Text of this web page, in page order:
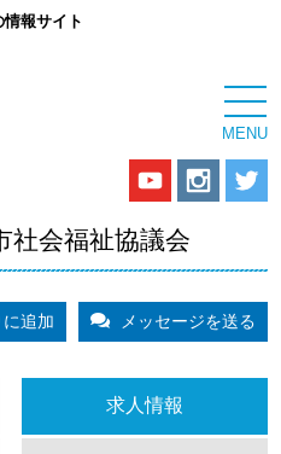
情報サイト
会福祉協議会
追加 メッセージを送る
求人情報